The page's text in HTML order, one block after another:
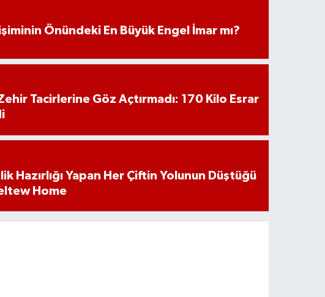
Önündeki En Büyük Engel İmar mı?
Tacirlerine Göz Açtırmadı: 170 Kilo Esrar
Hazırlığı Yapan Her Çiftin Yolunun Düştüğü
Home